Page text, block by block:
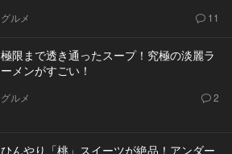
グルメ 11
極限まで透き通ったスープ！究極の淡麗ラ
ーメンがすごい！
グルメ 2
ひんやり「桃」スイーツが絶品！アンダー